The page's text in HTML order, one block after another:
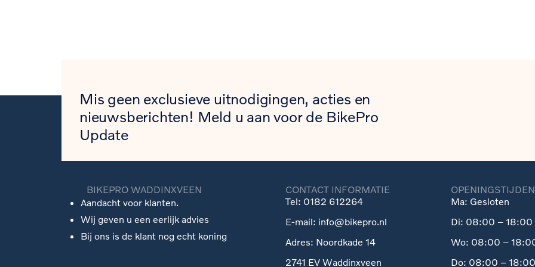
Mis geen exclusieve uitnodigingen, acties en
nieuwsberichten! Meld u aan voor de BikePro
Update
BIKEPRO WADDINXVEEN
Aandacht voor klanten.
Wij geven u een eerlijk advies
Bij ons is de klant nog echt koning
CONTACT INFORMATIE
Tel: 0182 612264
E-mail: info@bikepro.nl
Adres: Noordkade 14
2741 EV Waddinxveen
OPENINGSTIJDEN
Ma: Gesloten
Di: 08:00 – 18:00
Wo: 08:00 –
Do: 08:00 –